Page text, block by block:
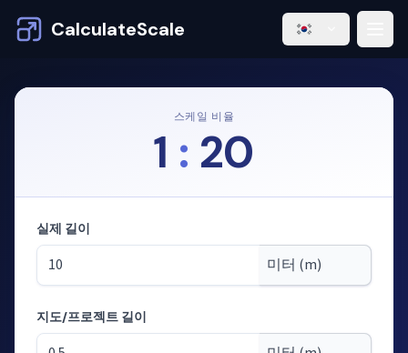
CalculateScale
스케일 비율
1 : 20
모드: 축척으로 길이 계산
실제 길이
지도/프로젝트 길이